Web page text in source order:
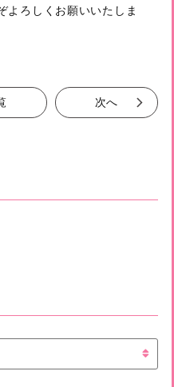
よろしくお願いいたしま
次へ